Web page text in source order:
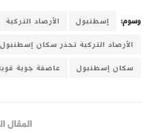
وسوم: إسطنبول
الأرصاد التركية
الأرصاد التركية تحذر سكان
سكان إسطنبول
عاصفة جوية
المقال